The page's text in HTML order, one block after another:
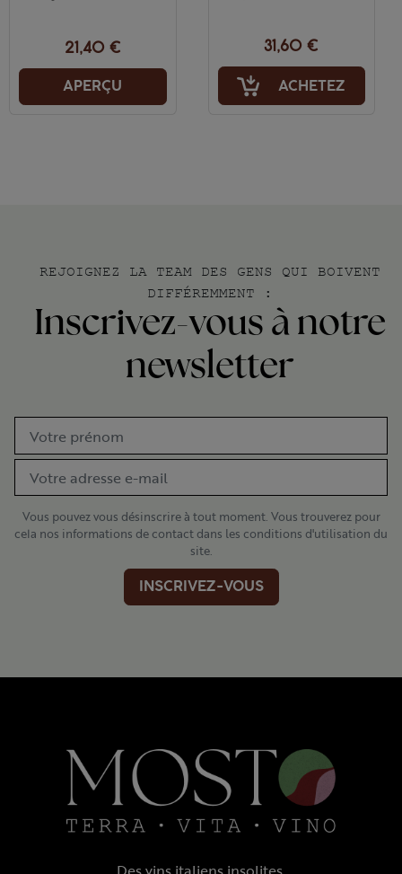
21,40 €
APERÇU
31,60 €
ACHETEZ
REJOIGNEZ LA TEAM DES GENS QUI BOIVENT
DIFFÉREMMENT :
Inscrivez-vous à notre
newsletter
Vous pouvez vous désinscrire à tout moment. Vous trouverez pour
cela nos informations de contact dans les conditions d'utilisation du
site.
INSCRIVEZ-VOUS